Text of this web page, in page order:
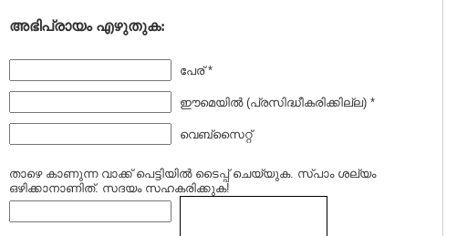
അഭിപ്രായം എഴുതുക:
പേര് *
ഈമെയില്‍ (പ്രസിദ്ധീകരിക്കില്ല) *
വെബ്സൈറ്റ്
താഴെ കാണുന്ന വാക്ക് പെട്ടിയില്‍ ടൈപ്പ്‌ ചെയ്യുക. സ്പാം ശല്യം
ഒഴിക്കാനാണിത്. സദയം സഹകരിക്കുക!